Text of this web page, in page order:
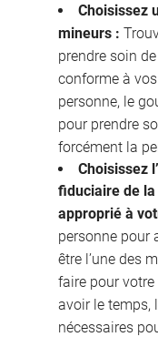
Choisissez
mineurs :
prendre soin
conforme à
personne, le
pour prendre
forcément la
Choisissez
fiduciaire de
approprié à
personne pour
être l’une des
faire pour votre
avoir le temps,
nécessaires